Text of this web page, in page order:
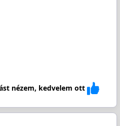
nézem, kedvelem ott